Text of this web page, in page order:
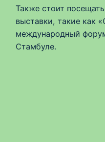
Также стоит
выставки, такие как
международный
Стамбуле.